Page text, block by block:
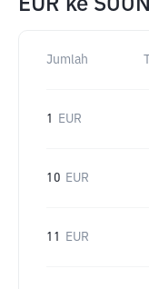
EUR ke SOON
Jumlah
1 EUR
10 EUR
11 EUR